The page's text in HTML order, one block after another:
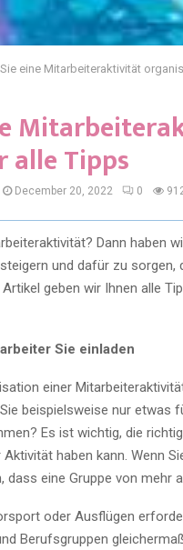
eine Mitarbeiteraktivität
alle Tipps
December 20, 2022 0
Dann haben
und dafür zu
geben wir Ihnen alle
Sie einladen
einer
beispielsweise nur etwas
Es ist wichtig, die
haben kann. Wenn
dass eine Gruppe von mehr
oder Ausflügen
Berufsgruppen